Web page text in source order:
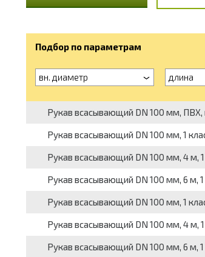
Подбор по параметрам
вн. диаметр длина
Рукав всасывающий DN 100 мм, ПВХ,
Рукав всасывающий DN 100 мм, 1
Рукав всасывающий DN 100 мм, 4 м,
Рукав всасывающий DN 100 мм, 6 м,
Рукав всасывающий DN 100 мм, 1
Рукав всасывающий DN 100 мм, 4 м,
Рукав всасывающий DN 100 мм, 6 м,